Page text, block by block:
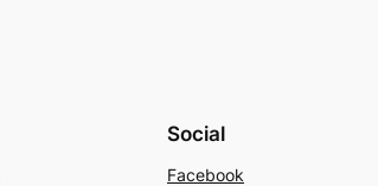
Social
Facebook